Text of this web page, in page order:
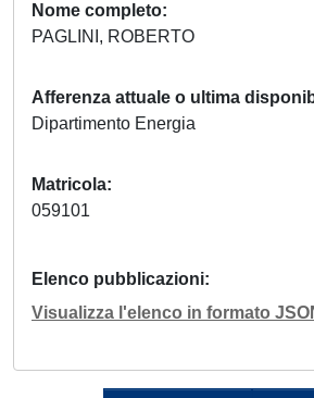
Nome completo
PAGLINI, ROBERTO
Afferenza attuale o ultima
Dipartimento Energia
Matricola
059101
Elenco pubblicazioni
Visualizza l'elenco in formato